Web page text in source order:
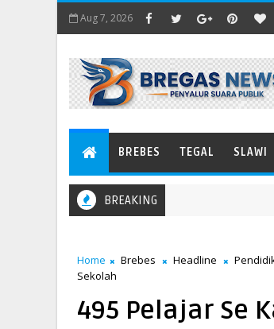
Aug 7, 2026
BREBES TEGAL SLAWI
BREAKING
Home Brebes Headline
Sekolah
495 Pelajar Se